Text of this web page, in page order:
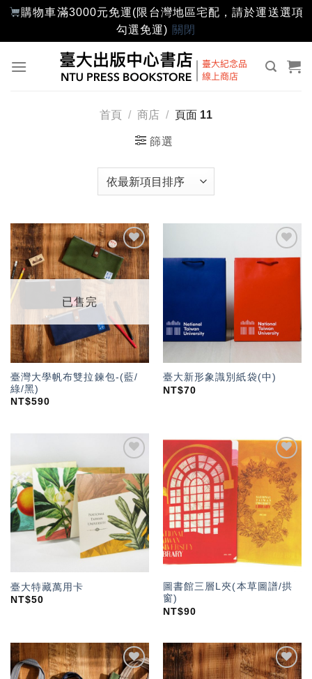
購物車滿3000元免運(限台灣地區宅配，請於運送選項
勾選免運) 關閉
首頁 / 商店 / 頁面 11
篩選
加入
「願
望輕
已售完
臺灣大學帆布雙拉鍊包-(藍/
綠/黑)
NT$590
加入
臺大新形象識別紙袋(中)
NT$70
加入
「願
望輕
單」
臺大特藏萬用卡
NT$50
加入
「願
望輕
單」
圖書館三層L夾(本草圖譜/拱
窗)
NT$90